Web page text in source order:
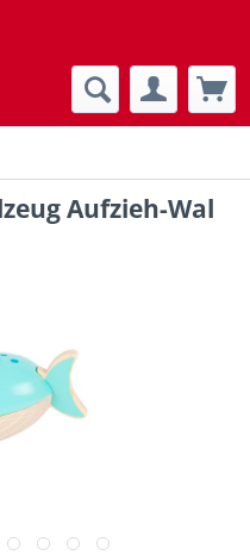
Aufzieh-Wal